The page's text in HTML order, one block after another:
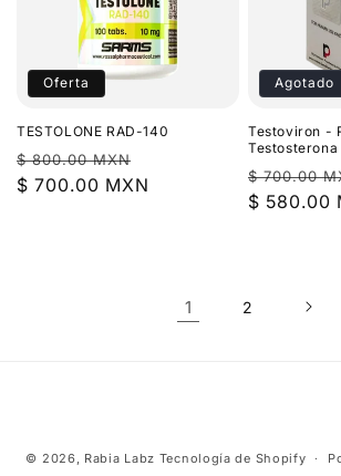
Oferta
TESTOLONE RAD-140
Precio
habitual
$ 800.00 MXN
de
$ 700.00 MXN
Agotado
Testoviron -
Precio
habitual
$ 700.00
$ 580.00
1 2
de
© 2026, Rabia Labz Tecnología de Shopify